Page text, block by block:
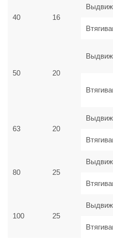
40 16
50 20
63 20
80 25
100 25